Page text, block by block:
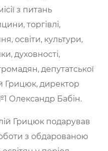
з питань
торгівлі,
освіти, культури,
духовності,
депутатської
Грицюк, директор
Олександр Бабін.
Грицюк подарував
з обдарованою